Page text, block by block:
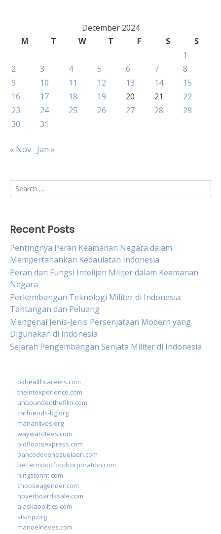
December 2024
M
T W T F S
S
1
2
3 4 5 6 7
8
9
10 11 12 13 14
15
16
17 18 19 20 21
22
23
24 25 26 27 28
29
30
31
« Nov Jan »
Search
for:
Recent Posts
Pentingnya Peran Keamanan Negara dalam
Mempertahankan Kedaulatan Indonesia
Peran dan Fungsi Intelijen Militer dalam Keamanan
Negara
Perkembangan Teknologi Militer di Indonesia:
Tantangan dan Peluang
Mengenal Jenis-Jenis Persenjataan Modern yang
Digunakan di Indonesia
Sejarah Pengembangan Senjata Militer di Indonesia
okhealthcareers.com
theintexperience.com
unboundedthefilm.com
catfriends-bg.org
marianlives.org
waywardtees.com
pidfloorsexpress.com
bancodevenezuelaen.com
bettermoodfoodcorporation.com
hingstonnt.com
chooseagender.com
hoverboardssale.com
alaskapolitics.com
stsmp.org
manoelneves.com